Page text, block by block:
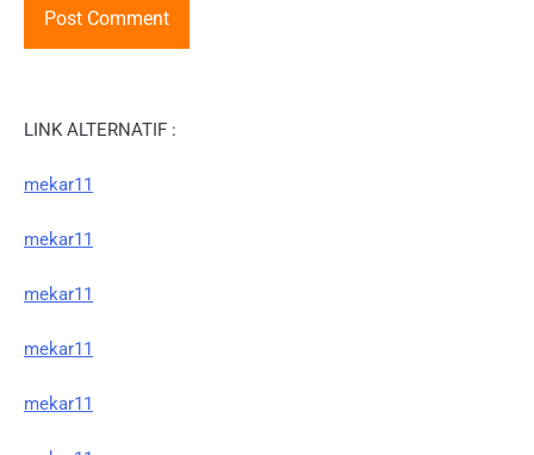
LINK ALTERNATIF :
mekar11
mekar11
mekar11
mekar11
mekar11